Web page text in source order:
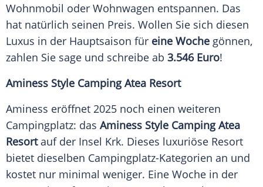
Wohnmobil oder Wohnwagen entspannen. Das
hat natürlich seinen Preis. Wollen Sie sich diesen
Luxus in der Hauptsaison für eine Woche gönnen,
zahlen Sie sage und schreibe ab 3.546 Euro!
Aminess Style Camping Atea Resort
Aminess eröffnet 2025 noch einen weiteren
Campingplatz: das Aminess Style Camping Atea
Resortauf der Insel Krk. Dieses luxuriöse Resort
bietet dieselben Campingplatz-Kategorien an und
kostet nur minimal weniger. Eine Woche in der